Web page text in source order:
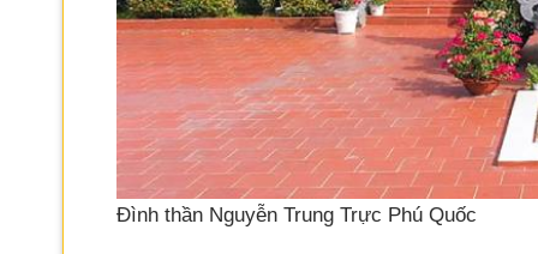
Đình thần Nguyễn Trung Trực Phú Quốc